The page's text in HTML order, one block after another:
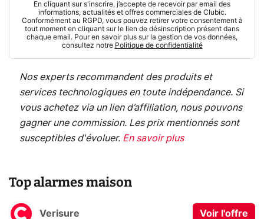
En cliquant sur s'inscrire, j’accepte de recevoir par email des
informations, actualités et offres commerciales de Clubic.
Conformément au RGPD, vous pouvez retirer votre consentement à
tout moment en cliquant sur le lien de désinscription présent dans
chaque email. Pour en savoir plus sur la gestion de vos données,
consultez notre Politique de confidentialité
Nos experts recommandent des produits et
services technologiques en toute indépendance. Si
vous achetez via un lien d’affiliation, nous pouvons
gagner une commission. Les prix mentionnés sont
susceptibles d'évoluer. En savoir plus
Top alarmes maison
Verisure Voir l'offre